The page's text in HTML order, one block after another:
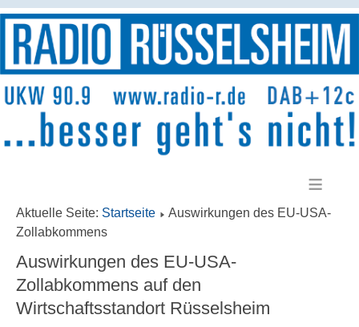
≡
Aktuelle Seite: Startseite
Auswirkungen des EU-USA-
Zollabkommens
Auswirkungen des EU-USA-
Zollabkommens auf den
Wirtschaftsstandort Rüsselsheim